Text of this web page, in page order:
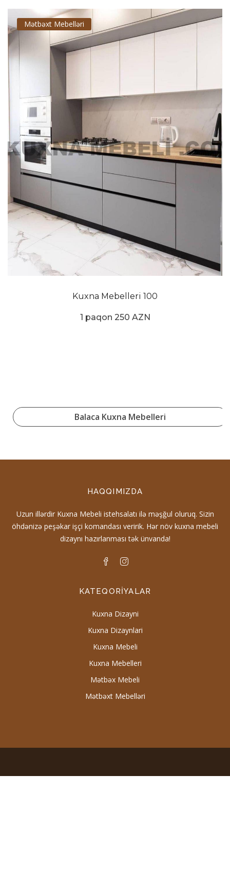
Mətbəxt Mebelləri
Kuxna Mebelleri 100
1 paqon 250 AZN
Balaca Kuxna Mebelleri
HAQQIMIZDA
Uzun illərdir Kuxna Mebeli istehsalatı ilə məşğul oluruq. Sizin
öhdənizə peşəkar işçi komandası veririk. Hər növ kuxna mebeli
dizaynı hazırlanması tək ünvanda!
KATEQORIYALAR
Kuxna Dizayni
Kuxna Dizaynlari
Kuxna Mebeli
Kuxna Mebelleri
Mətbəx Mebeli
Mətbəxt Mebelləri